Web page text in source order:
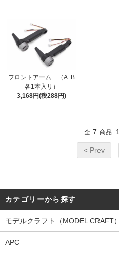
フロントアーム （A･B
各1本入リ）
3,168円(税288円)
全 7 商品 1
< Prev
カテゴリーから探す
モデルクラフト（MODEL CRAFT）
APC